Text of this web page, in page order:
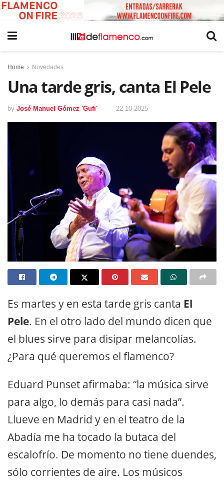
Home Novedades
Una tarde gris, canta El Pele
by José Manuel Gómez 'Gufi' 22 10 2025
Es martes y en esta tarde gris canta El
Pele. En el otro lado del mundo dicen que
el blues sirve para disipar melancolías.
¿Para qué queremos el flamenco?
Eduard Punset afirmaba: “la música sirve
para algo, lo demás para casi nada”.
Llueve en Madrid y en el teatro de la
Abadía me ha tocado la butaca del
escalofrío. De momento no tiene duendes,
sólo corrientes de aire. Los músicos